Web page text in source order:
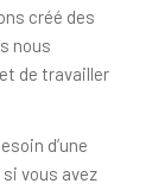
créé des
nous
de travailler
d’une
vous avez